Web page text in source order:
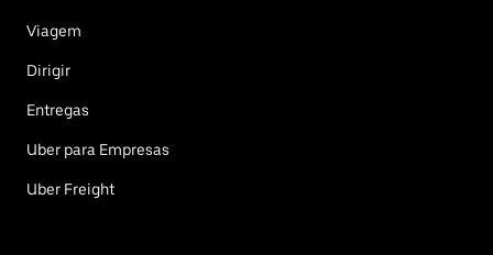
Viagem
Dirigir
Entregas
Uber para Empresas
Uber Freight